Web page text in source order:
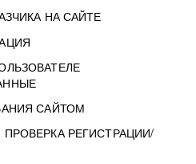
НА САЙТЕ
САЙТОМ
РЕГИСТРАЦИИ/